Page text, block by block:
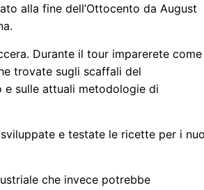
alla fine dell’Ottocento da August
Durante il tour imparerete come
trovate sugli scaffali del
e sulle attuali metodologie di
e testate le ricette per i
che invece potrebbe